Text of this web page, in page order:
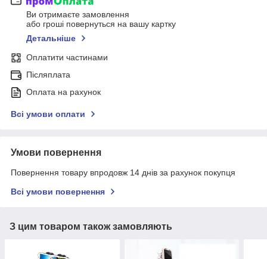
Ви отримаєте замовлення
або гроші повернуться на вашу картку
Детальніше
Оплатити частинами
Післяплата
Оплата на рахунок
Всі умови оплати
Умови повернення
Повернення товару впродовж 14 днів за рахунок покупця
Всі умови повернення
З цим товаром також замовляють